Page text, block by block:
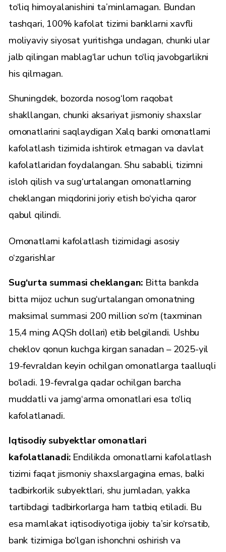
to‘liq himoyalanishini ta’minlamagan. Bundan
tashqari, 100% kafolat tizimi banklarni xavfli
moliyaviy siyosat yuritishga undagan, chunki ular
jalb qilingan mablag‘lar uchun to‘liq javobgarlikni
his qilmagan.
Shuningdek, bozorda nosog‘lom raqobat
shakllangan, chunki aksariyat jismoniy shaxslar
omonatlarini saqlaydigan Xalq banki omonatlarni
kafolatlash tizimida ishtirok etmagan va davlat
kafolatlaridan foydalangan. Shu sababli, tizimni
isloh qilish va sug‘urtalangan omonatlarning
cheklangan miqdorini joriy etish bo‘yicha qaror
qabul qilindi.
Omonatlarni kafolatlash tizimidagi asosiy
o‘zgarishlar
Sug‘urta summasi cheklangan: Bitta bankda
bitta mijoz uchun sug‘urtalangan omonatning
maksimal summasi 200 million so‘m (taxminan
15,4 ming AQSh dollari) etib belgilandi. Ushbu
cheklov qonun kuchga kirgan sanadan – 2025-yil
19-fevraldan keyin ochilgan omonatlarga taalluqli
bo‘ladi. 19-fevralga qadar ochilgan barcha
muddatli va jamg‘arma omonatlari esa to‘liq
kafolatlanadi.
Iqtisodiy subyektlar omonatlari
kafolatlanadi: Endilikda omonatlarni kafolatlash
tizimi faqat jismoniy shaxslargagina emas, balki
tadbirkorlik subyektlari, shu jumladan, yakka
tartibdagi tadbirkorlarga ham tatbiq etiladi. Bu
esa mamlakat iqtisodiyotiga ijobiy ta’sir ko‘rsatib,
bank tizimiga bo‘lgan ishonchni oshirish va